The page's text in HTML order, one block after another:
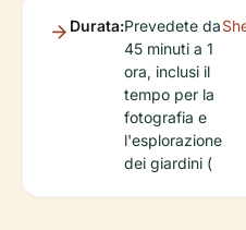
Durata:Prevedete da
45 minuti a 1
ora, inclusi il
tempo per la
fotografia e
l'esplorazione
dei giardini (